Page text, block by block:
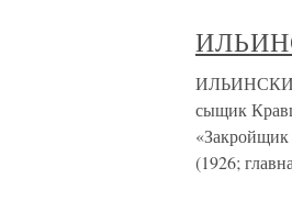
ИЛЬИНСКИЙ
сыщик
«Закройщик
(1926;